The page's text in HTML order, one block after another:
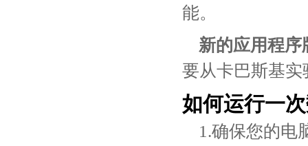
能。
新的应用程序
要从卡巴斯基
如何运行一
1.确保您的电